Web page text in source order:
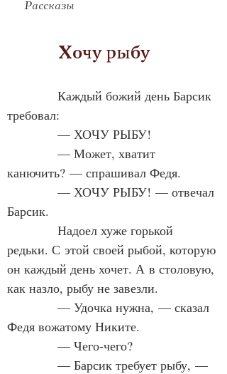
Рассказы
Хочу рыбу
Каждый божий день Барсик
требовал:
— ХОЧУ РЫБУ!
— Может, хватит
канючить? — спрашивал Федя.
— ХОЧУ РЫБУ! — отвечал
Барсик.
Надоел хуже горькой
редьки. С этой своей рыбой, которую
он каждый день хочет. А в столовую,
как назло, рыбу не завезли.
— Удочка нужна, — сказал
Федя вожатому Никите.
— Чего‑чего?
— Барсик требует рыбу, —